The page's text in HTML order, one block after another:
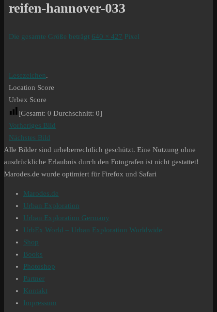
reifen-hannover-033
Die gesamte Größe beträgt 640 × 427 Pixel
Lesezeichen.
Location Score
Urbex Score
[Gesamt: 0 Durchschnitt: 0]
Vorheriges Bild
Nächstes Bild
Alle Bilder sind urheberrechtlich geschützt. Eine Nutzung ohne
ausdrückliche Erlaubnis durch den Fotografen ist nicht gestattet!
Marodes.de wurde optimiert für Firefox und Safari
Marodes.de
Urban Exploration
Urban Exploration Germany
UrbEx World – Urban Exploration Worldwide
Shop
Books
Photoshop
Partner
Kontakt
Impressum